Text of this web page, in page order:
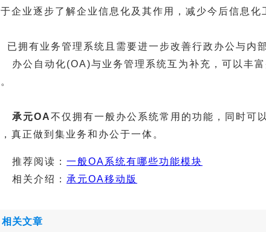
企业逐步了解企业信息化及其作用，减少今后信息化
已拥有业务管理系统且需要进一步改善行政办公与内
办公自动化(OA)与业务管理系统互为补充，可以丰
承元OA不仅拥有一般办公系统常用的功能，同时可
真正做到集业务和办公于一体。
推荐阅读： 一般OA系统有哪些功能模块
相关介绍： 承元OA移动版
相关文章